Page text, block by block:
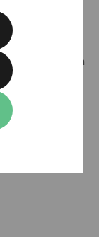
de grondige
krijg je een
richtingen
van
maken dit
als “sociale
ook